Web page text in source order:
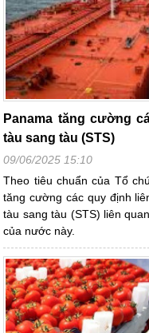
Panama tăng cường
tàu sang tàu (STS)
09/06/2025 15:10
Theo tiêu chuẩn của Tổ
tăng cường các quy định
tàu sang tàu (STS) liên
của nước này.